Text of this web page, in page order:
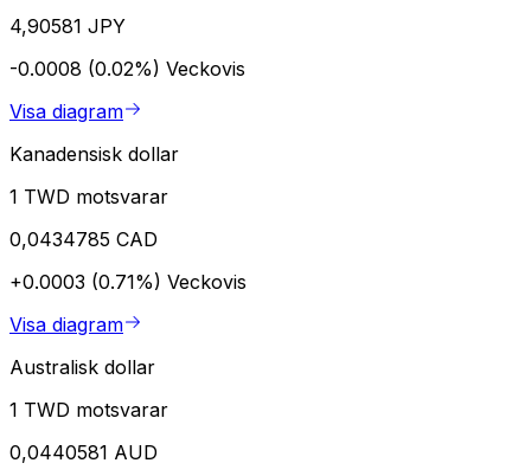
4,90581 JPY
-0.0008 (0.02%) Veckovis
Visa diagram
Kanadensisk dollar
1 TWD motsvarar
0,0434785 CAD
+0.0003 (0.71%) Veckovis
Visa diagram
Australisk dollar
1 TWD motsvarar
0,0440581 AUD